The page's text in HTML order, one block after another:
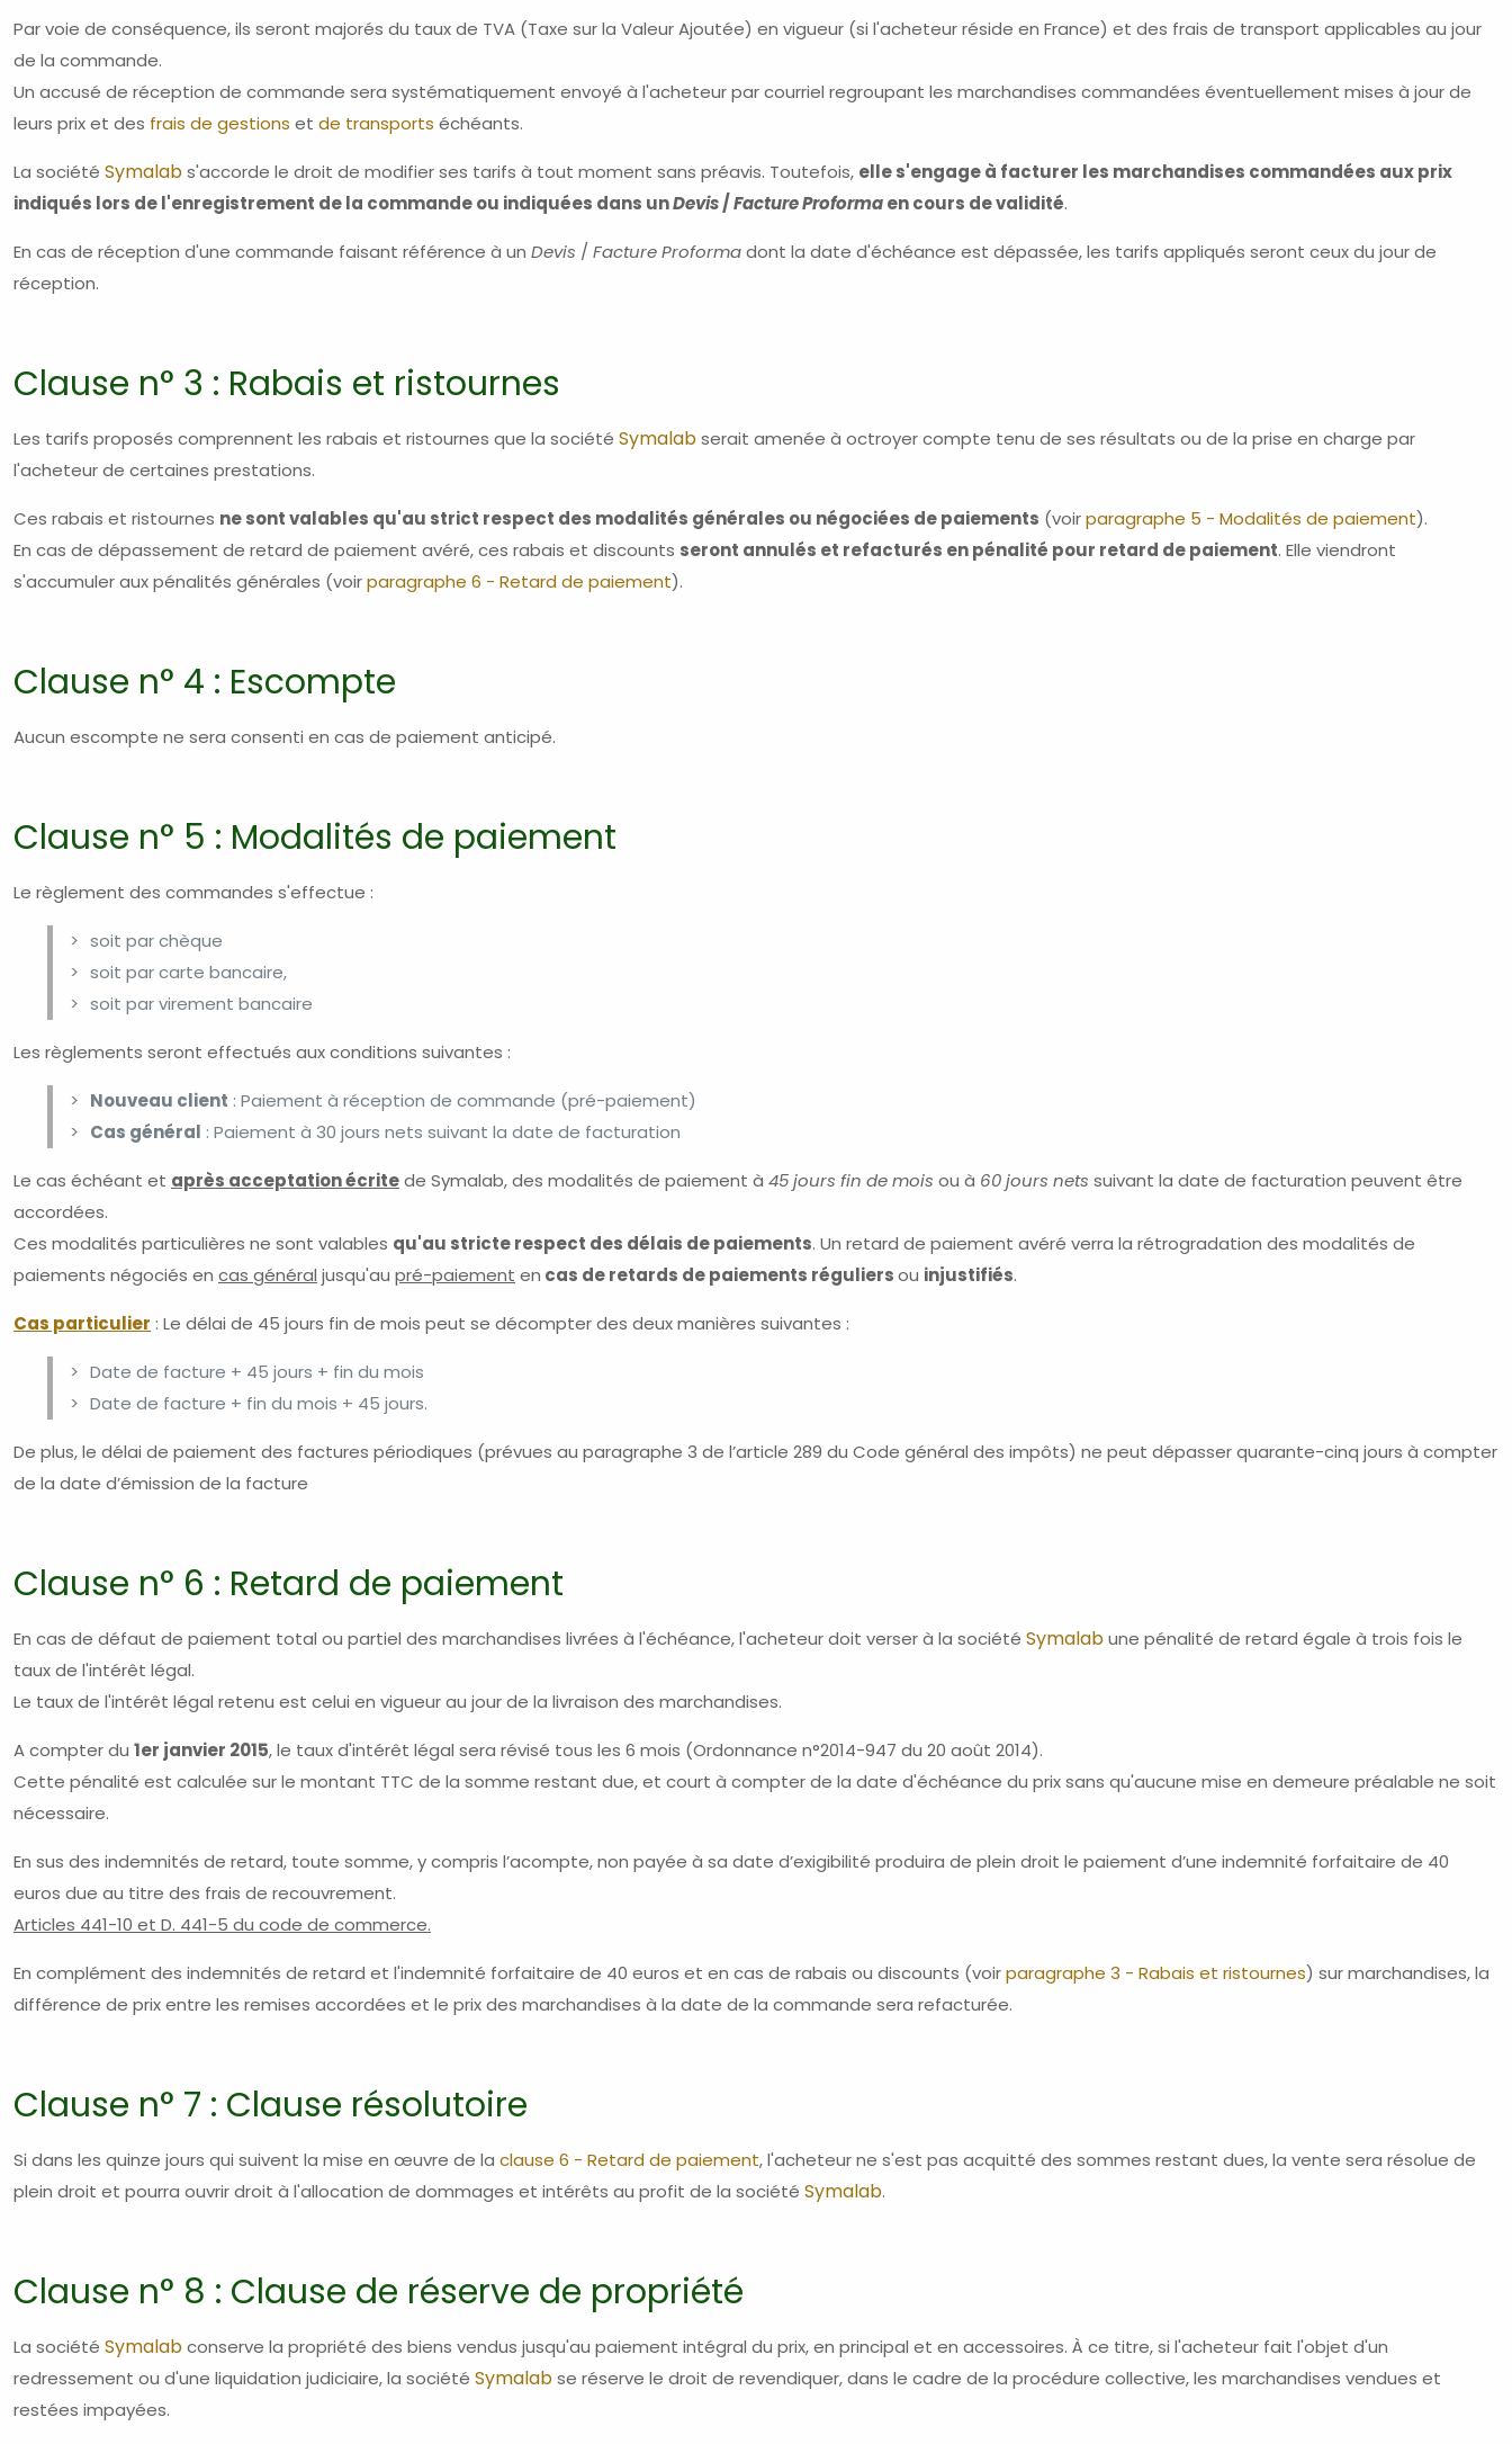
Par voie de conséquence, ils seront majorés du taux de TVA (Taxe sur la Valeur Ajoutée) en vigueur (si l'acheteur réside en France) et des frais de transport applicables au jour
de la commande.
Un accusé de réception de commande sera systématiquement envoyé à l'acheteur par courriel regroupant les marchandises commandées éventuellement mises à jour de
leurs prix et des frais de gestions et de transports échéants.
La société Symalabs'accorde le droit de modifier ses tarifs à tout moment sans préavis. Toutefois, elle s'engage à facturer les marchandises commandées aux prix
indiqués lors de l'enregistrement de la commande ou indiquées dans unDevis/Facture Proformaen cours de validité.
En cas de réception d'une commande faisant référence à un Devis / Facture Proformadont la date d'échéance est dépassée, les tarifs appliqués seront ceux du jour de
réception.
Clause n° 3 : Rabais et ristournes
Les tarifs proposés comprennent les rabais et ristournes que la société Symalabserait amenée à octroyer compte tenu de ses résultats ou de la prise en charge par
l'acheteur de certaines prestations.
Ces rabais et ristournes ne sont valables qu'au strict respect des modalités générales ou négociées de paiements (voirparagraphe 5 - Modalités de paiement).
En cas de dépassement de retard de paiement avéré, ces rabais et discounts seront annulés et refacturés en pénalité pour retard de paiement. Elle viendront
s'accumuler aux pénalités générales (voirparagraphe 6 - Retard de paiement).
Clause n° 4 : Escompte
Aucun escompte ne sera consenti en cas de paiement anticipé.
Clause n° 5 : Modalités de paiement
Le règlement des commandes s'effectue :
soit par chèque
soit par carte bancaire,
soit par virement bancaire
Les règlements seront effectués aux conditions suivantes :
Nouveau client : Paiement à réception de commande (pré-paiement)
Cas général : Paiement à 30 jours nets suivant la date de facturation
Le cas échéant et après acceptation écritede Symalab, des modalités de paiement à 45 jours fin de mois ou à 60 jours nets suivant la date de facturation peuvent être
accordées.
Ces modalités particulières ne sont valables qu'au stricte respect des délais de paiements. Un retard de paiement avéré verra la rétrogradation des modalités de
paiements négociés en cas général jusqu'au pré-paiement en cas de retards de paiements réguliersou injustifiés.
Cas particulier : Le délai de 45 jours fin de mois peut se décompter des deux manières suivantes :
Date de facture + 45 jours + fin du mois
Date de facture + fin du mois + 45 jours.
De plus, le délai de paiement des factures périodiques (prévues au paragraphe 3 de l’article 289 du Code général des impôts) ne peut dépasser quarante-cinq jours à compter
de la date d’émission de la facture
Clause n° 6 : Retard de paiement
En cas de défaut de paiement total ou partiel des marchandises livrées à l'échéance, l'acheteur doit verser à la société Symalabune pénalité de retard égale à trois fois le
taux de l'intérêt légal.
Le taux de l'intérêt légal retenu est celui en vigueur au jour de la livraison des marchandises.
A compter du 1er janvier 2015, le taux d'intérêt légal sera révisé tous les 6 mois (Ordonnance n°2014-947 du 20 août 2014).
Cette pénalité est calculée sur le montant TTC de la somme restant due, et court à compter de la date d'échéance du prix sans qu'aucune mise en demeure préalable ne soit
nécessaire.
En sus des indemnités de retard, toute somme, y compris l’acompte, non payée à sa date d’exigibilité produira de plein droit le paiement d’une indemnité forfaitaire de 40
euros due au titre des frais de recouvrement.
Articles 441-10 et D. 441-5 du code de commerce.
En complément des indemnités de retard et l'indemnité forfaitaire de 40 euros et en cas de rabais ou discounts (voirparagraphe 3 - Rabais et ristournes) sur marchandises, la
différence de prix entre les remises accordées et le prix des marchandises à la date de la commande sera refacturée.
Clause n° 7 : Clause résolutoire
Si dans les quinze jours qui suivent la mise en œuvre de la clause 6 - Retard de paiement, l'acheteur ne s'est pas acquitté des sommes restant dues, la vente sera résolue de
plein droit et pourra ouvrir droit à l'allocation de dommages et intérêts au profit de la société Symalab.
Clause n° 8 : Clause de réserve de propriété
La société Symalabconserve la propriété des biens vendus jusqu'au paiement intégral du prix, en principal et en accessoires. À ce titre, si l'acheteur fait l'objet d'un
redressement ou d'une liquidation judiciaire, la société Symalabse réserve le droit de revendiquer, dans le cadre de la procédure collective, les marchandises vendues et
restées impayées.